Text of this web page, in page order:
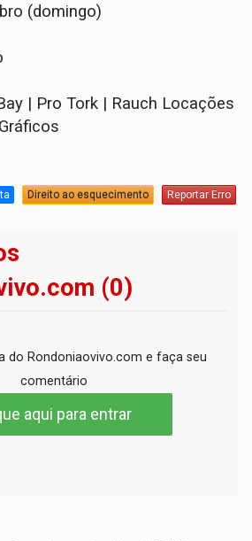
(domingo)
| Pro Tork | Rauch Locações
Direito ao esquecimento Reportar Erro
(0)
do Rondoniaovivo.com e faça seu
comentário
aqui para entrar